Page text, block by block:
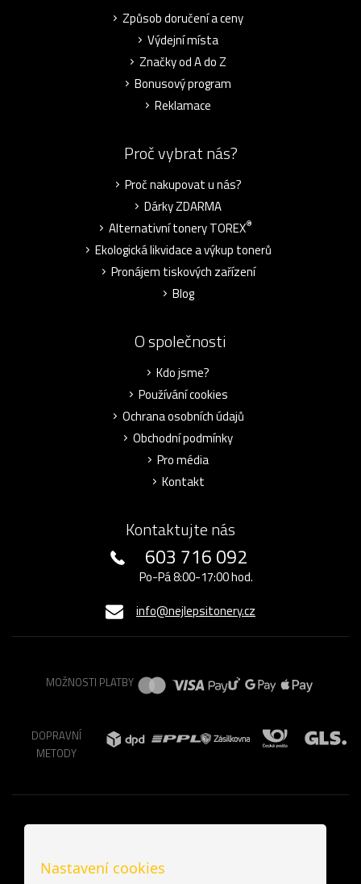
Způsob doručení a ceny
Výdejní místa
Značky od A do Z
Bonusový program
Reklamace
Proč vybrat nás?
Proč nakupovat u nás?
Dárky ZDARMA
Alternativní tonery TOREX®
Ekologická likvidace a výkup tonerů
Pronájem tiskových zařízení
Blog
O společnosti
Kdo jsme?
Používání cookies
Ochrana osobních údajů
Obchodní podmínky
Pro média
Kontakt
Kontaktujte nás
603 716 092
Po-Pá 8:00-17:00 hod.
info@nejlepsitonery.cz
MOŽNOSTI PLATBY
DOPRAVNÍ
METODY
Nastavení cookies